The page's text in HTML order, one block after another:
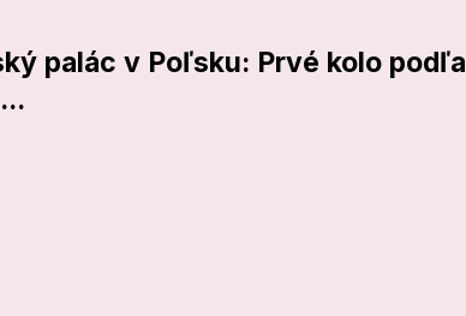
palác v Poľsku: Prvé kolo podľa